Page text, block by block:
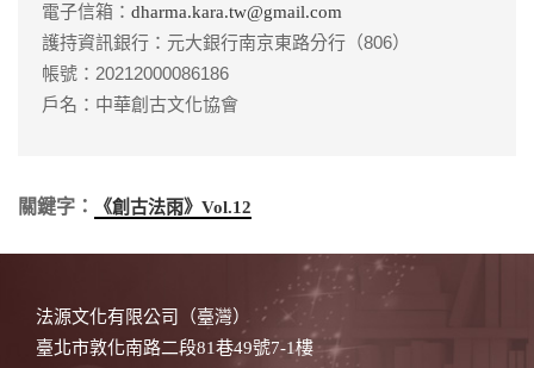
電子信箱： dharma.kara.tw@gmail.com
護持資訊銀行：元大銀行南京東路分行（806）
帳號：20212000086186
戶名：中華創古文化協會
關鍵字： 《創古法雨》Vol.12
法源文化有限公司（臺灣）
臺北市敦化南路二段81巷49號7-1樓